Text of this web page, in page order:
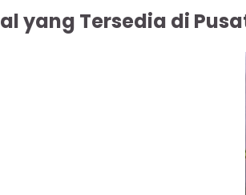
yang Tersedia di